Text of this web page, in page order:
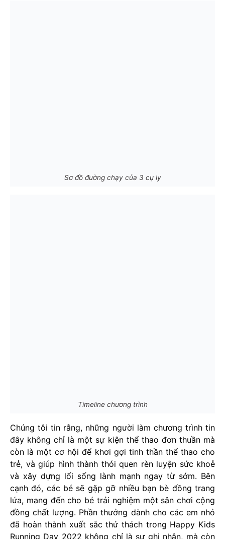
Sơ đồ đường chạy của 3 cự ly
Timeline chương trình
Chúng tôi tin rằng, những người làm chương trình tin
đây không chỉ là một sự kiện thể thao đơn thuần mà
còn là một cơ hội để khơi gợi tinh thần thể thao cho
trẻ, và giúp hình thành thói quen rèn luyện sức khoẻ
và xây dựng lối sống lành mạnh ngay từ sớm. Bên
cạnh đó, các bé sẽ gặp gỡ nhiều bạn bè đồng trang
lứa, mang đến cho bé trải nghiệm một sân chơi cộng
đồng chất lượng. Phần thưởng dành cho các em nhỏ
đã hoàn thành xuất sắc thử thách trong Happy Kids
Running Day 2022 không chỉ là sự ghi nhận, mà còn